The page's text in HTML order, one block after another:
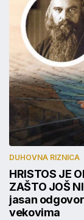
DUHOVNA RIZNICA
HRISTOS JE
ZAŠTO JOŠ
jasan
vekovima